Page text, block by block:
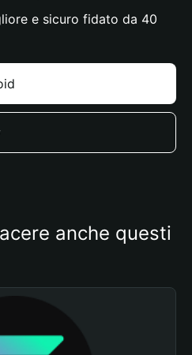
e sicuro fidato da 40
anche questi